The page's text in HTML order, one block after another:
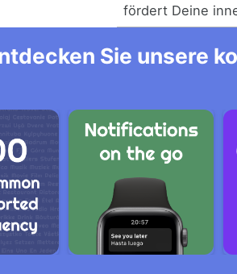
fördert Deine
Sie unsere